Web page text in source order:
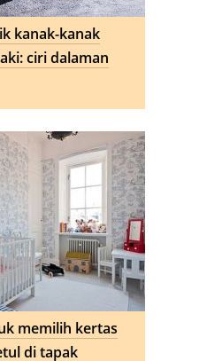
kanak-kanak
ciri dalaman
memilih kertas
di tapak